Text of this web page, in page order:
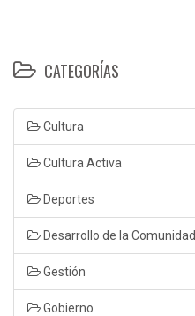
CATEGORÍAS
Cultura
Cultura Activa
Deportes
Desarrollo de la Comunidad
Gestión
Gobierno